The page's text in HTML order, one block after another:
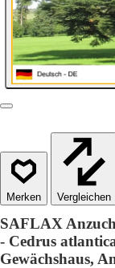
Vergleichen
SAFLAX
- Cedrus
Gewächshaus,